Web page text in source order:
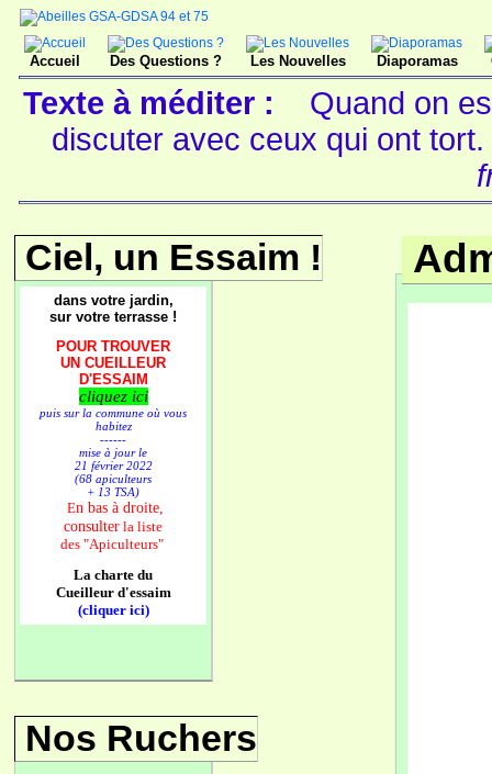
Accueil Des Questions ? Les Nouvelles Diaporamas
Texte à méditer :
Quand on
discuter avec ceux qui ont
Ciel, un Essaim !
dans votre jardin,
sur votre terrasse !
POUR TROUVER
UN CUEILLEUR
D'ESSAIM
cliquez ici
puis sur la commune où vous
habitez
------
mise à jour le
21 février 2022
(68 apiculteurs
+ 13 TSA)
En bas à droite,
consulter la liste
des "Apiculteurs"
La charte du
Cueilleur d'essaim
(cliquer ici)
Nos Ruchers